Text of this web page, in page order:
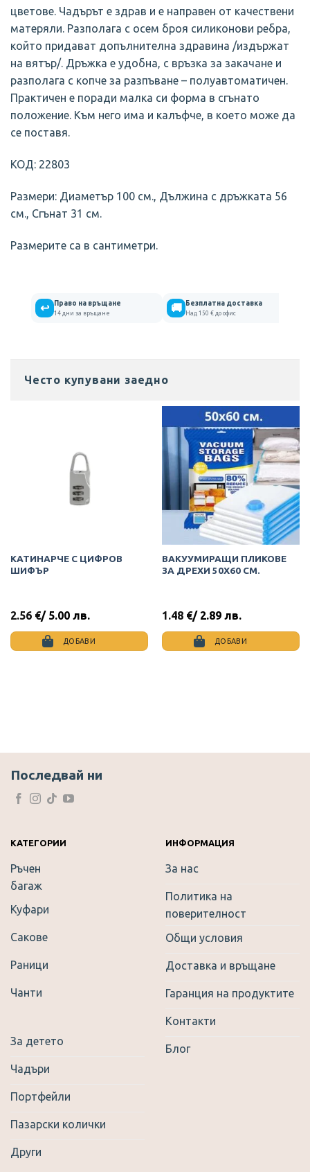
цветове. Чадърът е здрав и е направен от качествени
матеряли. Разполага с осем броя силиконови ребра,
който придават допълнителна здравина /издържат
на вятър/. Дръжка е удобна, с връзка за закачане и
разполага с копче за разпъване – полуавтоматичен.
Практичен е поради малка си форма в сгънато
положение. Към него има и калъфче, в което може да
се поставя.
КОД: 22803
Размери: Диаметър 100 см., Дължина с дръжката 56
см., Сгънат 31 см.
Размерите са в сантиметри.
↩ Право на връщане
14 дни за връщане 🚚 Безплатна доставка
Над 150 € до офис
Често купувани заедно
КАТИНАРЧЕ С ЦИФРОВ
ШИФЪР
2.56 €/ 5.00 лв.
ДОБАВИ
ВАКУУМИРАЩИ ПЛИКОВЕ
ЗА ДРЕХИ 50Х60 СМ.
1.48 €/ 2.89 лв.
ДОБАВИ
Последвай ни
КАТЕГОРИИ
Ръчен
багаж
Куфари
Сакове
Раници
Чанти
За детето
Чадъри
Портфейли
Пазарски колички
Други
ИНФОРМАЦИЯ
За нас
Политика на
поверителност
Общи условия
Доставка и връщане
Гаранция на продуктите
Контакти
Блог